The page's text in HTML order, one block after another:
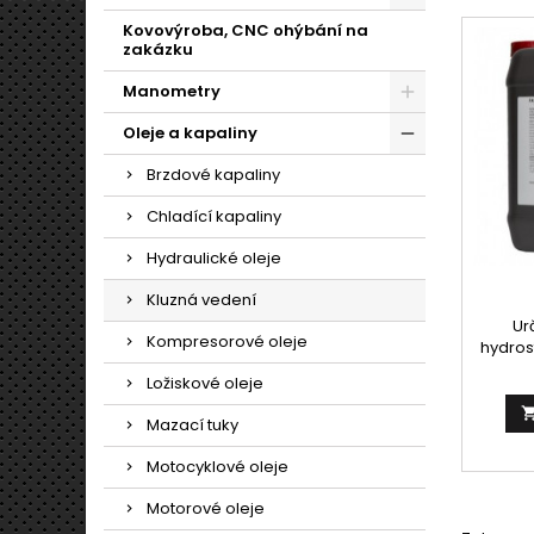
Kovovýroba, CNC ohýbání na
zakázku
Manometry
Oleje a kapaliny
Brzdové kapaliny
Chladící kapaliny
Hydraulické oleje
Kluzná vedení
Kompresorové oleje
Ložiskové oleje
Mazací tuky
Motocyklové oleje
Motorové oleje
tak